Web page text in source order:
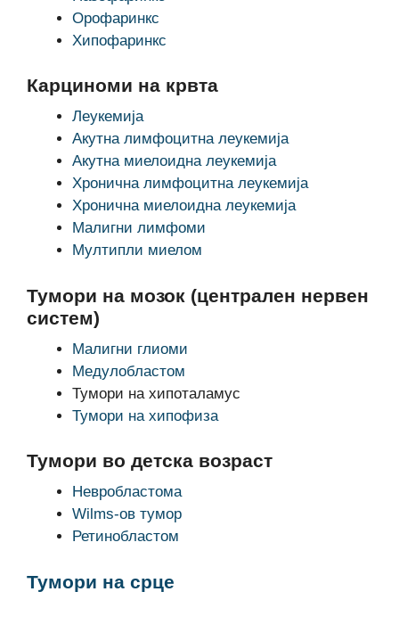
Орофаринкс
Хипофаринкс
Карциноми на крвта
Леукемија
Акутна лимфоцитна леукемија
Акутна миелоидна леукемија
Хронична лимфоцитна леукемија
Хронична миелоидна леукемија
Малигни лимфоми
Мултипли миелом
Тумори на мозок (централен нервен
систем)
Малигни глиоми
Медулобластом
Тумори на хипоталамус
Тумори на хипофиза
Тумори во детска возраст
Невробластома
Wilms-ов тумор
Ретинобластом
Тумори на срце